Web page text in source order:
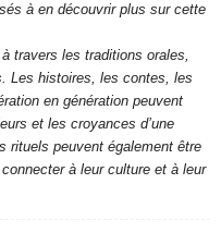
à en découvrir plus sur cette
travers les traditions orales,
Les histoires, les contes, les
en génération peuvent
et les croyances d’une
rituels peuvent également être
à leur culture et à leur